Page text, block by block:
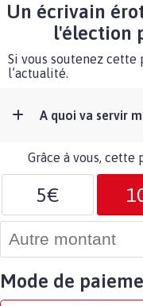
Un écrivain
l'élection
Si vous soutenez cette
l’actualité.
A quoi va servir
Grâce à vous, cette
5€
Mode de